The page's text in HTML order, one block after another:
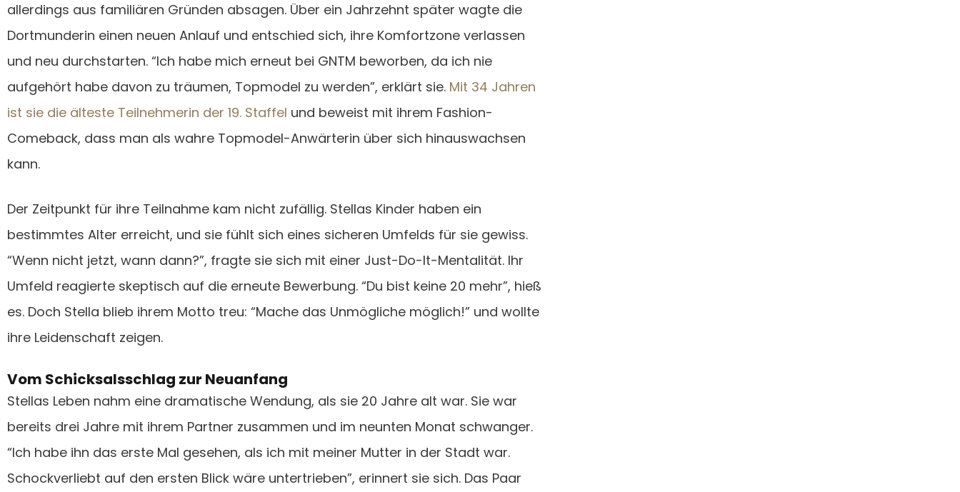
allerdings aus familiären Gründen absagen. Über ein Jahrzehnt später wagte die
Dortmunderin einen neuen Anlauf und entschied sich, ihre Komfortzone verlassen
und neu durchstarten. “Ich habe mich erneut bei GNTM beworben, da ich nie
aufgehört habe davon zu träumen, Topmodel zu werden”, erklärt sie. Mit 34 Jahren
ist sie die älteste Teilnehmerin der 19. Staffel und beweist mit ihrem Fashion-
Comeback, dass man als wahre Topmodel-Anwärterin über sich hinauswachsen
kann.
Der Zeitpunkt für ihre Teilnahme kam nicht zufällig. Stellas Kinder haben ein
bestimmtes Alter erreicht, und sie fühlt sich eines sicheren Umfelds für sie gewiss.
“Wenn nicht jetzt, wann dann?”, fragte sie sich mit einer Just-Do-It-Mentalität. Ihr
Umfeld reagierte skeptisch auf die erneute Bewerbung. “Du bist keine 20 mehr”, hieß
es. Doch Stella blieb ihrem Motto treu: “Mache das Unmögliche möglich!” und wollte
ihre Leidenschaft zeigen.
Vom Schicksalsschlag zur Neuanfang
Stellas Leben nahm eine dramatische Wendung, als sie 20 Jahre alt war. Sie war
bereits drei Jahre mit ihrem Partner zusammen und im neunten Monat schwanger.
“Ich habe ihn das erste Mal gesehen, als ich mit meiner Mutter in der Stadt war.
Schockverliebt auf den ersten Blick wäre untertrieben”, erinnert sie sich. Das Paar